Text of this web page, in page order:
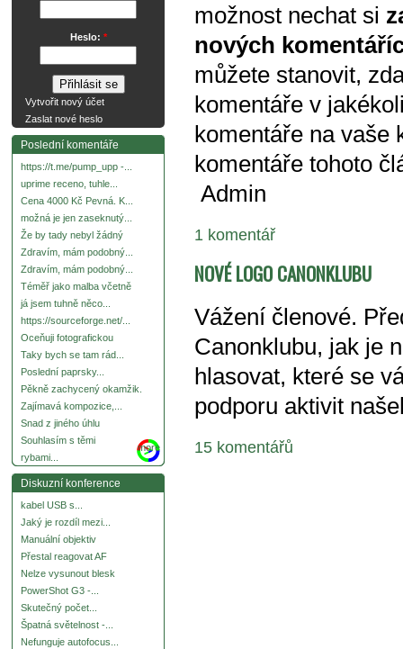
Heslo: *
Vytvořit nový účet
Zaslat nové heslo
Poslední komentáře
https://t.me/pump_upp -...
uprime receno, tuhle...
Cena 4000 Kč Pevná. K...
možná je jen zaseknutý...
Že by tady nebyl žádný
Zdravím, mám podobný...
Zdravím, mám podobný...
Téměř jako malba včetně
já jsem tuhně něco...
https://sourceforge.net/...
Oceňuji fotografickou
Taky bych se tam rád...
Poslední paprsky...
Pěkně zachycený okamžik.
Zajímavá kompozice,...
Snad z jiného úhlu
Souhlasím s těmi
rybami...
more
Diskuzní konference
kabel USB s...
Jaký je rozdíl mezi...
Manuální objektiv
Přestal reagovat AF
Nelze vysunout blesk
PowerShot G3 -...
Skutečný počet...
Špatná světelnost -...
Nefunguje autofocus...
možnost nechat si
nových
můžete stanovit,
komentáře v
komentáře na vaše
komentáře tohoto
Admin
1 komentář
NOVÉ LOGO CANONKLUBU
Vážení členové.
Canonklubu, jak je
hlasovat, které se
podporu aktivit
15 komentářů